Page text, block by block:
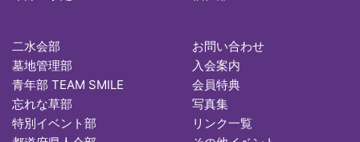
二水会部
墓地管理部
青年部 TEAM SMILE
忘れな草部
特別イベント部
お問い合わせ
入会案内
会員特典
写真集
リンク一覧